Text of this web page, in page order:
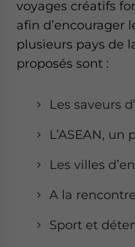
voyages créatifs
afin d’encourager
plusieurs pays de
proposés sont :
Les saveurs
L’ASEAN, un
Les villes
A la
Sport et